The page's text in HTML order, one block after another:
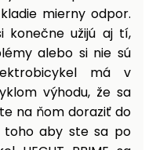
mierny odpor.
konečne užijú aj tí,
alebo si nie sú
má v
výhodu, že sa
na ňom doraziť do
toho aby ste sa po